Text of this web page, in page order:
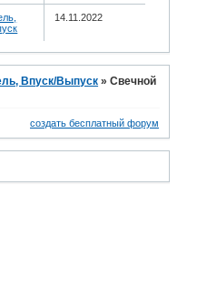
14.11.2022
Впуск/Выпуск »Свечной
создать бесплатный форум